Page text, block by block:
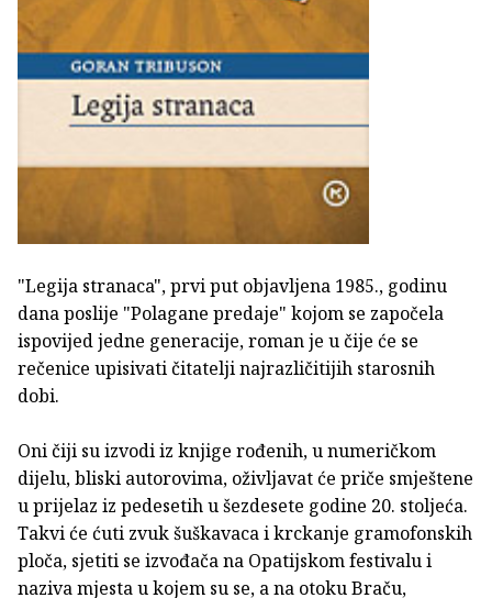
"Legija stranaca", prvi put objavljena 1985., godinu
dana poslije "Polagane predaje" kojom se započela
ispovijed jedne generacije, roman je u čije će se
rečenice upisivati čitatelji najrazličitijih starosnih
dobi.
Oni čiji su izvodi iz knjige rođenih, u numeričkom
dijelu, bliski autorovima, oživljavat će priče smještene
u prijelaz iz pedesetih u šezdesete godine 20. stoljeća.
Takvi će ćuti zvuk šuškavaca i krckanje gramofonskih
ploča, sjetiti se izvođača na Opatijskom festivalu i
naziva mjesta u kojem su se, a na otoku Braču,